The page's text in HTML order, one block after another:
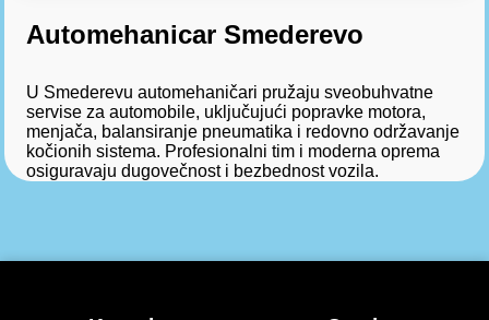
Automehanicar Smederevo
U Smederevu automehaničari pružaju sveobuhvatne
servise za automobile, uključujući popravke motora,
menjača, balansiranje pneumatika i redovno održavanje
kočionih sistema. Profesionalni tim i moderna oprema
osiguravaju dugovečnost i bezbednost vozila.